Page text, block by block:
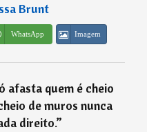
Brunt
WhatsApp Imagem
afasta quem é cheio
de muros nunca
direito.”